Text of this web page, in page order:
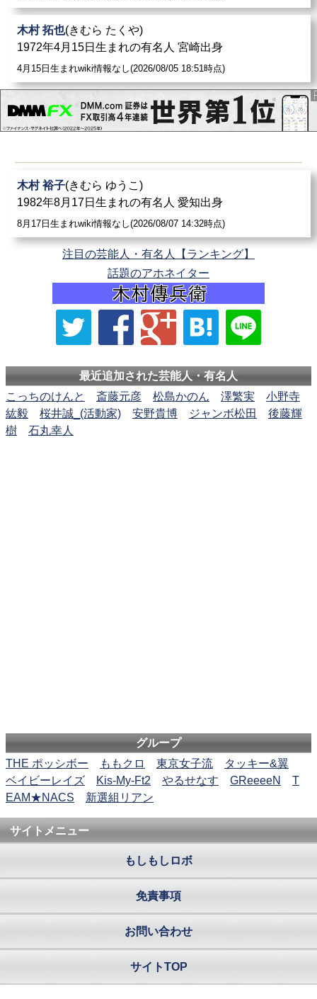
木村 拓也(きむら たくや)
1972年4月15日生まれの有名人 宮崎出身
4月15日生まれwiki情報なし(2026/08/05 18:51時点)
木村 裕子(きむら ゆうこ)
1982年8月17日生まれの有名人 愛知出身
8月17日生まれwiki情報なし(2026/08/07 14:32時点)
注目の芸能人・有名人【ランキング】
話題のアホネイター
最近追加された芸能人・有名人
こっちのけんと
斎藤元彦 松島かのん 澤繁実
小野寺
紘毅
桜井誠_(活動家) 安野貴博 ジャンボ松田
後藤輝
樹
石丸幸人
グループ
THE ポッシボー
ももクロ 東京女子流
タッキー&翼
ベイビーレイズ
Kis-My-Ft2 やるせなす GReeeeN
T
EAM★NACS
新選組リアン
サイトメニュー
もしもしロボ
免責事項
お問い合わせ
サイトTOP